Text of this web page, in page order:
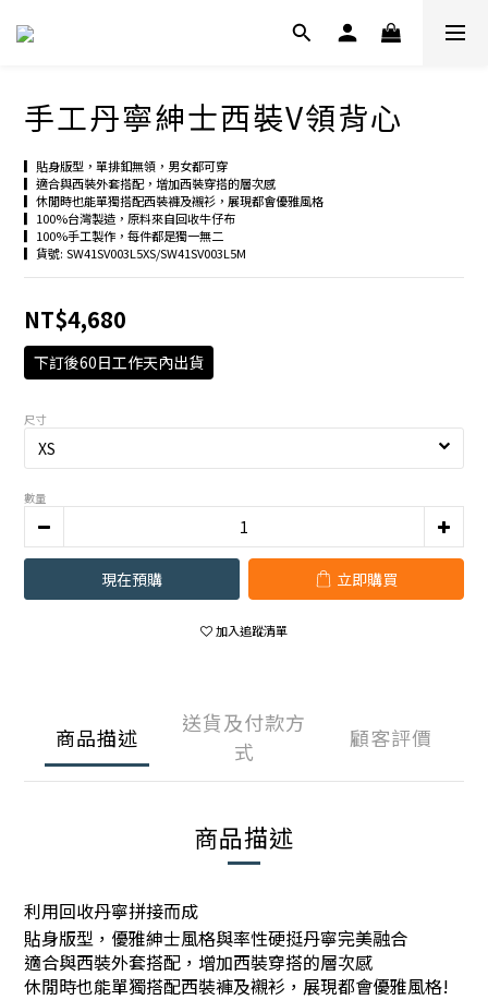
手工丹寧紳士西裝V領背心
▎貼身版型，單排釦無領，男女都可穿
▎適合與西裝外套搭配，增加西裝穿搭的層次感
▎休閒時也能單獨搭配西裝褲及襯衫，展現都會優雅風格
▎100%台灣製造，原料來自回收牛仔布
▎100%手工製作，每件都是獨一無二
▎貨號: SW41SV003L5XS/SW41SV003L5M
NT$4,680
下訂後60日工作天內出貨
尺寸
數量
現在預購 立即購買
加入追蹤清單
商品描述
送貨及付款方
式
顧客評價
商品描述
利用回收丹寧拼接而成
貼身版型，優雅紳士風格與率性硬挺丹寧完美融合
適合與西裝外套搭配，增加西裝穿搭的層次感
休閒時也能單獨搭配西裝褲及襯衫，展現都會優雅風格!